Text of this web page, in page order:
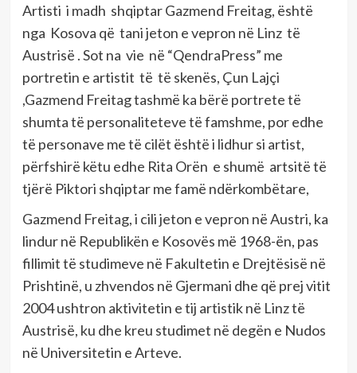
Artisti i madh shqiptar Gazmend Freitag, është
nga Kosova që tani jeton e vepron në Linz të
Austrisë . Sot na vie në “QendraPress” me
portretin e artistit të të skenës, Çun Lajçi
,Gazmend Freitag tashmë ka bërë portrete të
shumta të personaliteteve të famshme, por edhe
të personave me të cilët është i lidhur si artist,
përfshirë këtu edhe Rita Orën e shumë artsitë të
tjërë Piktori shqiptar me famë ndërkombëtare,
Gazmend Freitag, i cili jeton e vepron në Austri, ka
lindur në Republikën e Kosovës më 1968-ën, pas
fillimit të studimeve në Fakultetin e Drejtësisë në
Prishtinë, u zhvendos në Gjermani dhe që prej vitit
2004 ushtron aktivitetin e tij artistik në Linz të
Austrisë, ku dhe kreu studimet në degën e Nudos
në Universitetin e Arteve.